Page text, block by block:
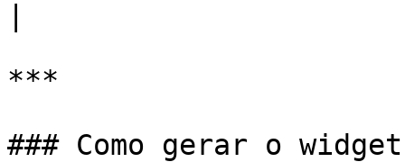
***
### Como gerar o widget